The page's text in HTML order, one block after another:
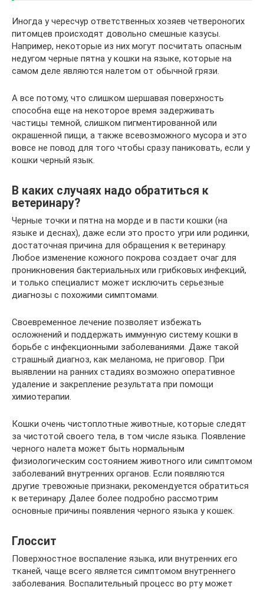
Иногда у чересчур ответственных хозяев четвероногих
питомцев происходят довольно смешные казусы.
Например, некоторые из них могут посчитать опасным
недугом черные пятна у кошки на языке, которые на
самом деле являются налетом от обычной грязи.
А все потому, что слишком шершавая поверхность
способна еще на некоторое время задерживать
частицы темной, слишком пигментированной или
окрашенной пищи, а также всевозможного мусора и это
вовсе не повод для того чтобы сразу паниковать, если у
кошки черный язык.
В каких случаях надо обратиться к
ветеринару?
Черные точки и пятна на морде и в пасти кошки (на
языке и деснах), даже если это просто угри или родинки,
достаточная причина для обращения к ветеринару.
Любое изменение кожного покрова создает очаг для
проникновения бактериальных или грибковых инфекций,
и только специалист может исключить серьезные
диагнозы с похожими симптомами.
Своевременное лечение позволяет избежать
осложнений и поддержать иммунную систему кошки в
борьбе с инфекционными заболеваниями. Даже такой
страшный диагноз, как меланома, не приговор. При
выявлении на ранних стадиях возможно оперативное
удаление и закрепление результата при помощи
химиотерапии.
Кошки очень чистоплотные животные, которые следят
за чистотой своего тела, в том числе языка. Появление
черного налета может быть нормальным
физиологическим состоянием животного или симптомом
заболеваний внутренних органов. Если появляются
другие тревожные признаки, рекомендуется обратиться
к ветеринару. Далее более подробно рассмотрим
основные причины появления черного языка у кошек.
Глоссит
Поверхностное воспаление языка, или внутренних его
тканей, чаще всего является симптомом внутреннего
заболевания. Воспалительный процесс во рту может